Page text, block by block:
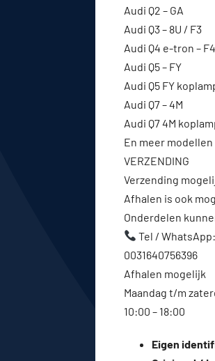
Audi Q2 – GA
Audi Q3 – 8U / F3
Audi Q4 e-tron – F4
Audi Q5 – FY
Audi Q5 FY
Audi Q7 – 4M
Audi Q7 4M
En meer modellen
VERZENDING
Verzending
Afhalen is ook
Onderdelen
Tel / WhatsApp:
0031640756396
Afhalen mogelijk
Maandag t/m
10:00 – 18:00
Eigen